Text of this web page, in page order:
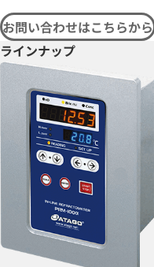
お問い合わせはこちらから
ラインナップ